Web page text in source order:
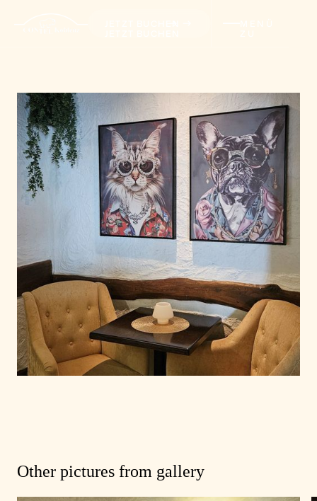
Other pictures from gallery